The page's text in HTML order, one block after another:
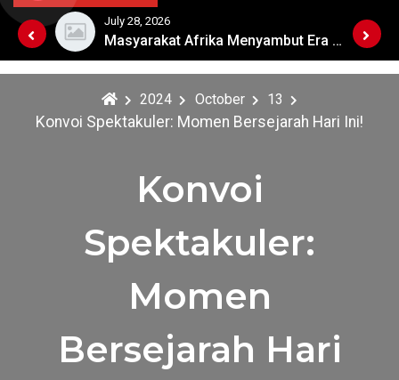
Berita Cuaca Ekstrem di Australia
July 28, 2026
Masyarakat Afrika Menyambut Era Digital dengan Penuh Harapan
2024 October 13
Konvoi Spektakuler: Momen Bersejarah Hari Ini!
Konvoi
Spektakuler:
Momen
Bersejarah Hari